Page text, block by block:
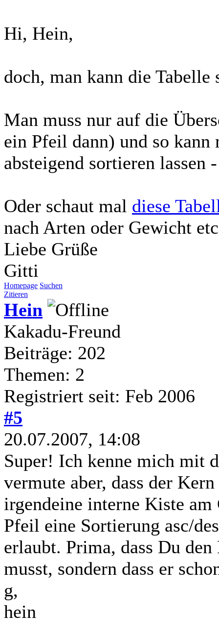
Hi, Hein,
doch, man kann die
Man muss nur auf die
ein Pfeil dann) und so kann
absteigend sortieren lassen
Oder schaut mal diese
nach Arten oder Gewicht
Liebe Grüße
Gitti
Homepage Suchen
Zitieren
Hein
Kakadu-Freund
Beiträge: 202
Themen: 2
Registriert seit: Feb 2006
#5
20.07.2007, 14:08
Super! Ich kenne mich mit
vermute aber, dass der
irgendeine interne Kiste
Pfeil eine Sortierung asc/
erlaubt. Prima, dass Du
musst, sondern dass er
g,
hein